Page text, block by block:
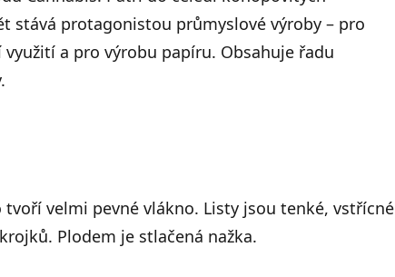
stává protagonistou průmyslové výroby – pro
a pro výrobu papíru. Obsahuje řadu
velmi pevné vlákno. Listy jsou tenké, vstřícné
Plodem je stlačená nažka.